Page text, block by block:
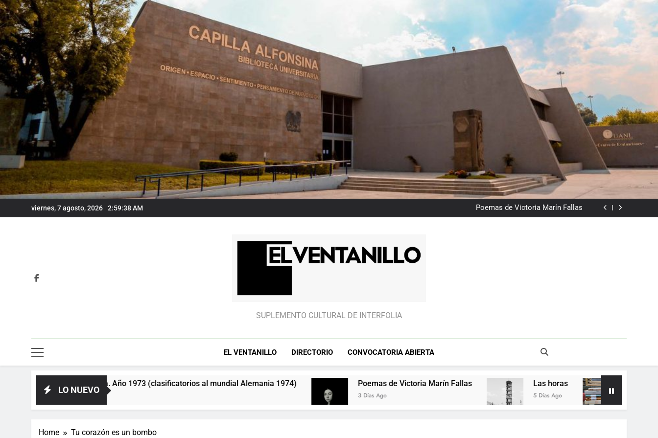
Skip
to
content
viernes, 7 agosto, 2026 2:59:39 AM
Del valor en la literatura
El partido “fantasma” entre Chile y la Unión Soviética. Año 1973
(clasificatorios al mundial Alemania 1974)
Poemas de Victoria Marín Fallas
Las horas
El Ventanillo
SUPLEMENTO CULTURAL DE INTERFOLIA
EL VENTANILLO DIRECTORIO CONVOCATORIA ABIERTA
LO NUEVO
Unión Soviética. Año 1973 (clasificatorios al mundial Alemania 1974) Poemas de Victoria Marín Fallas
3 Días Ago
Las horas
5 Días Ago
Del valor en la
2 Semanas Ago
Home Tu corazón es un bombo